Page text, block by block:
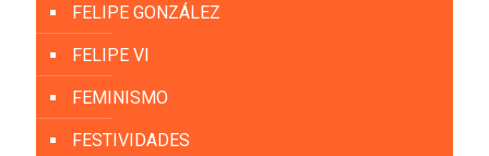
FELIPE GONZÁLEZ
FELIPE VI
FEMINISMO
FESTIVIDADES